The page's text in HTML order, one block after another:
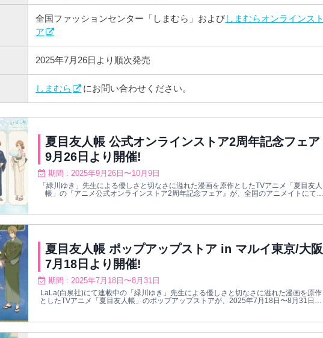
全国ファッションセンター「しまむら」およびしまむらオンラインスト
ア
2025年7月26日より順次発売
しまむら にお問い合わせください。
夏目友人帳 公式オンラインストア2周年記念フェア
9月26日より開催!
期間 : 2025年9月26日〜10月9日
「緑川ゆき」先生による優しさと切なさに溢れた漫画を原作としたTVアニメ「夏目友人
帳」の『アニメ公式オンラインストア2周年記念フェア』が、全国のアニメイトにて
夏目友人帳 ポップアップストア in マルイ東京/大阪
7月18日より開催!
期間 : 2025年7月18日〜8月31日
LaLa(白泉社)にて連載中の「緑川ゆき」先生による優しさと切なさに溢れた漫画を原作
としたTVアニメ「夏目友人帳」のポップアップストアが、2025年7月18日〜8月31日ま